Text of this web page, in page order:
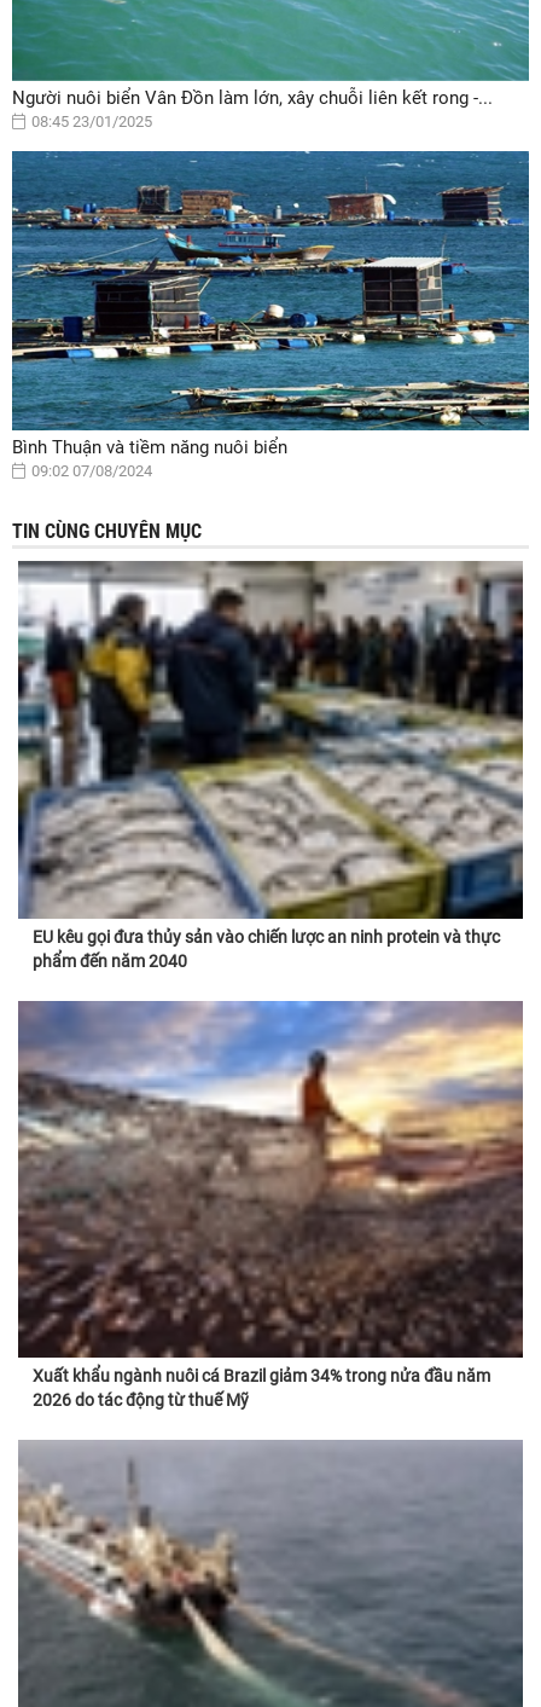
Người nuôi biển Vân Đồn làm lớn, xây chuỗi liên kết rong -...
08:45 23/01/2025
Bình Thuận và tiềm năng nuôi biển
09:02 07/08/2024
TIN CÙNG CHUYÊN MỤC
EU kêu gọi đưa thủy sản vào chiến lược an ninh protein và thực
phẩm đến năm 2040
Xuất khẩu ngành nuôi cá Brazil giảm 34% trong nửa đầu năm
2026 do tác động từ thuế Mỹ